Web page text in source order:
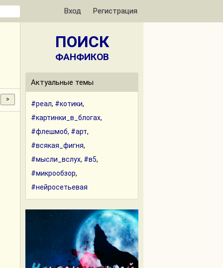
Вход Регистрация
ПОИСК
ФАНФИКОВ
Актуальные темы
#реал, #котики,
#картинки_в_блогах,
#флешмоб, #арт,
#всякая_фигня,
#мысли_вслух, #в5,
#микрообзор,
#нейросетьевая